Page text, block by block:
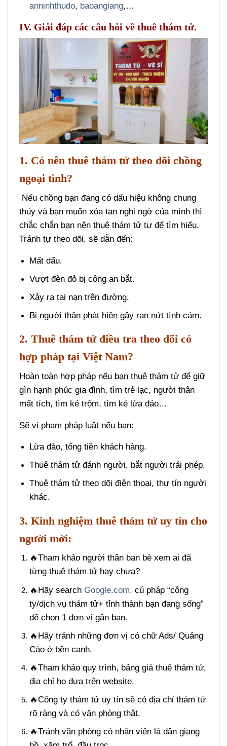
anninhthudo, baoangiang,…
IV. Giải đáp các câu hỏi về thuê thám tử.
1. Có nên thuê thám tử theo dõi chồng
ngoại tình?
Nếu chồng bạn đang có dấu hiệu không chung
thủy và bạn muốn xóa tan nghi ngờ của mình thì
chắc chắn bạn nên thuê thám tử tư để tìm hiểu.
Tránh tự theo dõi, sẽ dẫn đến:
Mất dấu.
Vượt đèn đỏ bị công an bắt.
Xảy ra tai nạn trên đường.
Bị người thân phát hiện gây rạn nứt tình cảm.
2. Thuê thám tử điều tra theo dõi có
hợp pháp tại Việt Nam?
Hoàn toàn hợp pháp nếu bạn thuê thám tử để giữ
gìn hạnh phúc gia đình, tìm trẻ lạc, người thân
mất tích, tìm kẻ trộm, tìm kẻ lừa đảo…
Sẽ vi phạm pháp luật nếu bạn:
Lừa đảo, tống tiền khách hàng.
Thuê thám tử đánh người, bắt người trái phép.
Thuê thám tử theo dõi điện thoại, thư tín người
khác.
3. Kinh nghiệm thuê thám tử uy tín cho
người mới:
🔥Tham khảo người thân bạn bè xem ai đã
từng thuê thám tử hay chưa?
🔥Hãy search Google.com, cú pháp “công
ty/dịch vụ thám tử+ tỉnh thành bạn đang sống”
để chọn 1 đơn vị gần bạn.
🔥Hãy tránh những đơn vị có chữ Ads/ Quảng
Cáo ở bên cạnh.
🔥Tham khảo quy trình, bảng giá thuê thám tử,
địa chỉ họ đưa trên website.
🔥Công ty thám tử uy tín sẽ có địa chỉ thám tử
rõ ràng và có văn phòng thật.
🔥Tránh văn phòng có nhân viên là dân giang